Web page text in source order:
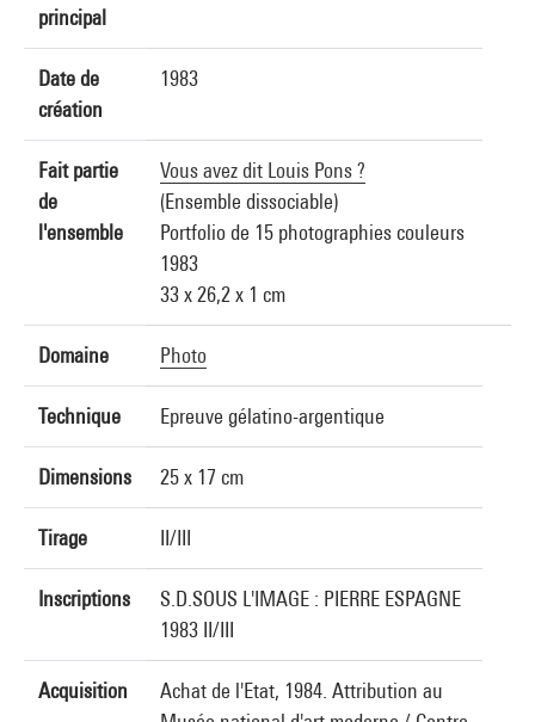
principal
Date de
création
1983
Fait partie
de
l'ensemble
Vous avez dit Louis Pons ?
(Ensemble dissociable)
Portfolio de 15 photographies couleurs
1983
33 x 26,2 x 1 cm
Domaine Photo
Technique Epreuve gélatino-argentique
Dimensions 25 x 17 cm
Tirage II/III
Inscriptions
S.D.SOUS L'IMAGE : PIERRE ESPAGNE
1983 II/III
Acquisition
Achat de l'Etat, 1984. Attribution au